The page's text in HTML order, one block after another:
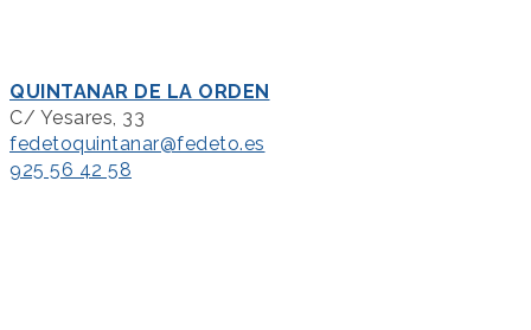
QUINTANAR DE LA ORDEN
C/ Yesares, 33
fedetoquintanar@fedeto.es
925 56 42 58